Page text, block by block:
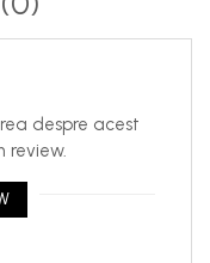
AERULUI DIN
mirosurilor din
urilor, rulotelor si
un miros de
despre acest
review.